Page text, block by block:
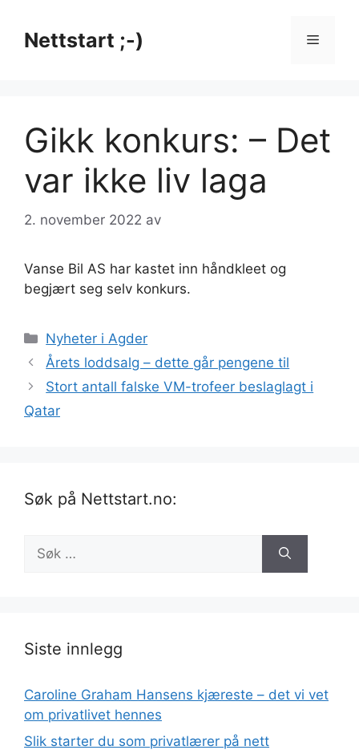
innholdNettstart ;-) Meny
Gikk konkurs: – Det
var ikke liv laga
2. november 2022 av
Vanse Bil AS har kastet inn håndkleet og
begjært seg selv konkurs.
Kategorier
Nyheter i Agder
Årets loddsalg – dette går pengene til
Stort antall falske VM-trofeer beslaglagt i
Qatar
Søk på Nettstart.no:
etter:
Siste innlegg
Caroline Graham Hansens kjæreste – det vi vet
om privatlivet hennes
Slik starter du som privatlærer på nett